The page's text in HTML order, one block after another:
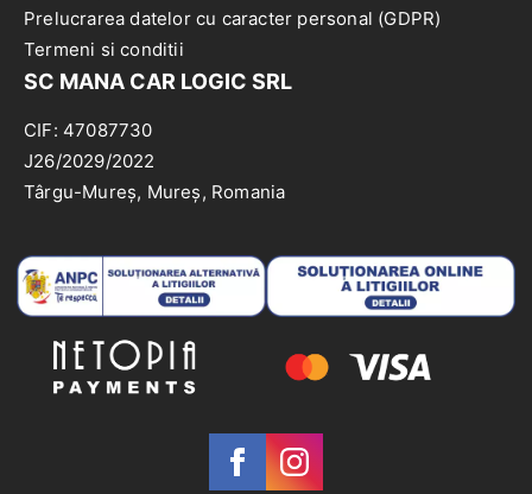
Prelucrarea datelor cu caracter personal (GDPR)
Termeni si conditii
SC MANA CAR LOGIC SRL
CIF: 47087730
J26/2029/2022
Târgu-Mureș, Mureș, Romania